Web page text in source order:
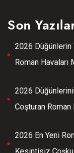
Son
2026
Roman Havaları
2026
Coşturan
2026 En Yeni